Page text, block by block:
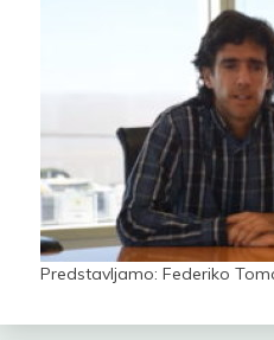
Predstavljamo: Federiko